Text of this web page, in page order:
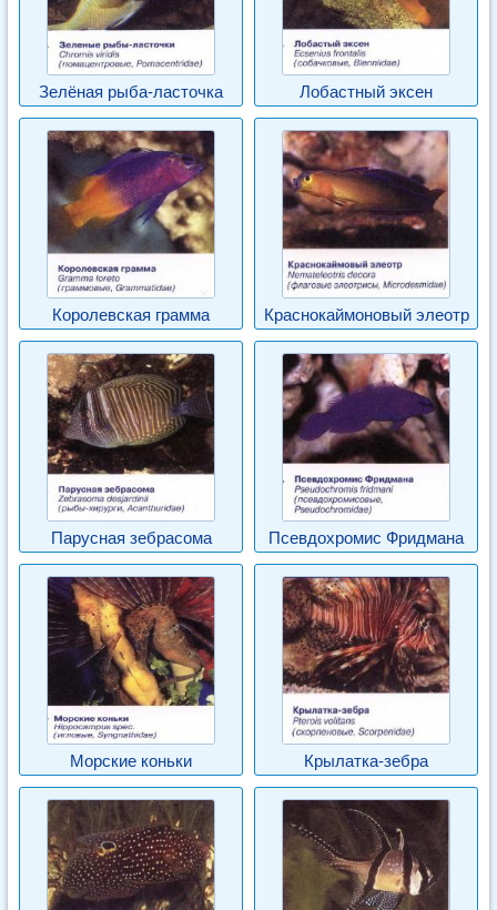
Зелёная рыба-ласточка Лобастный эксен
Королевская грамма Краснокаймоновый элеотр
Парусная зебрасома Псевдохромис Фридмана
Морские коньки Крылатка-зебра